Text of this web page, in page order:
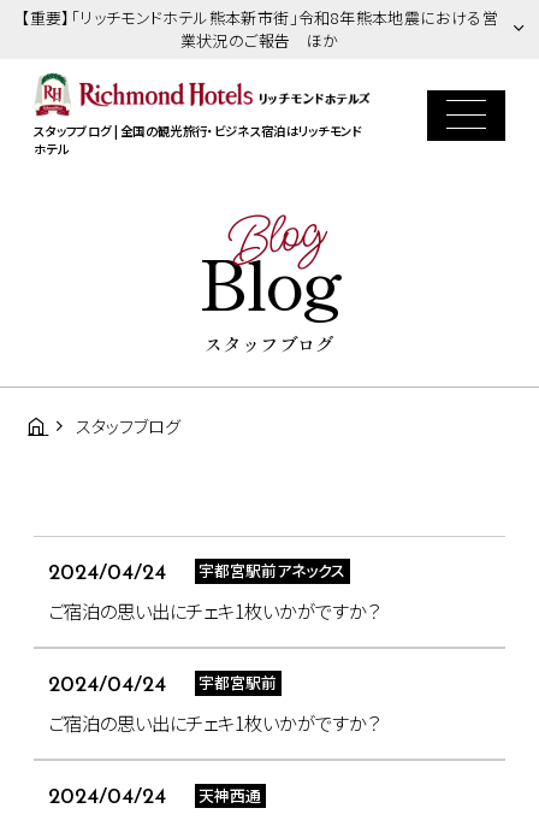
【重要】「リッチモンドホテル熊本新市街」令和8年熊本地震における営
業状況のご報告 ほか
スタッフブログ | 全国の観光旅行・ビジネス宿泊はリッチモンド
ホテル
Blog
Blog
スタッフブログ
スタッフブログ
2024/04/24 宇都宮駅前アネックス
ご宿泊の思い出にチェキ1枚いかがですか？
2024/04/24 宇都宮駅前
ご宿泊の思い出にチェキ1枚いかがですか？
2024/04/24 天神西通